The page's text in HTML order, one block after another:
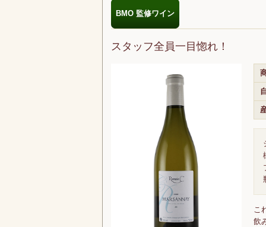
BMO 監修ワイン
スタッフ全員一目惚れ！
こ
飲